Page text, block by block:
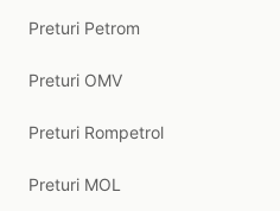
Preturi Petrom
Preturi OMV
Preturi Rompetrol
Preturi MOL